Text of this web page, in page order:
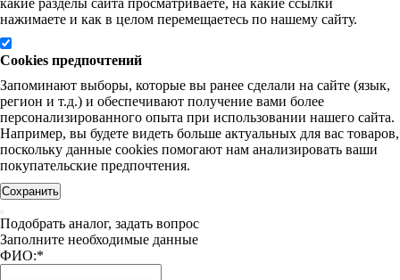
какие разделы сайта просматриваете, на какие ссылки
нажимаете и как в целом перемещаетесь по нашему сайту.
Cookies предпочтений
Запоминают выборы, которые вы ранее сделали на сайте (язык,
регион и т.д.) и обеспечивают получение вами более
персонализированного опыта при использовании нашего сайта.
Например, вы будете видеть больше актуальных для вас товаров,
поскольку данные cookies помогают нам анализировать ваши
покупательские предпочтения.
Сохранить
Подобрать аналог, задать вопрос
Заполните необходимые данные
ФИО:*